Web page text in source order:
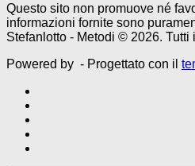
Questo sito non promuove né
informazioni fornite sono
Stefanlotto - Metodi © 2026. Tutti
Powered by - Progettato con il